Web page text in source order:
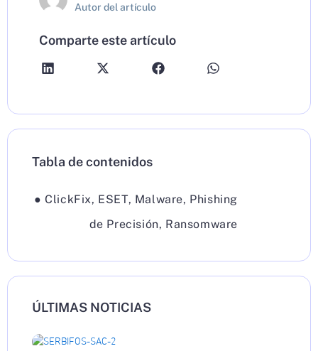
Autor del artículo
Comparte este artículo
Tabla de contenidos
● ClickFix, ESET, Malware, Phishing
de Precisión, Ransomware
ÚLTIMAS NOTICIAS